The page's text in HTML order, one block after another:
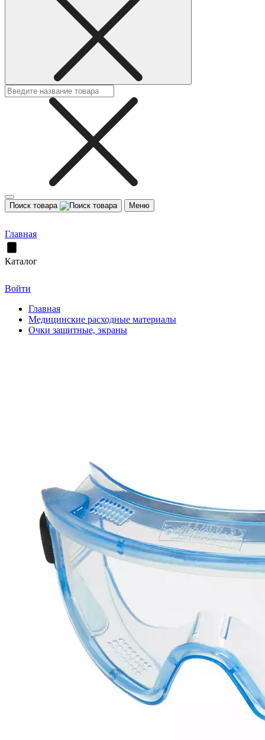
Поиск товара Меню
Главная
Каталог
Войти
Главная
Медицинские расходные материалы
Очки защитные, экраны